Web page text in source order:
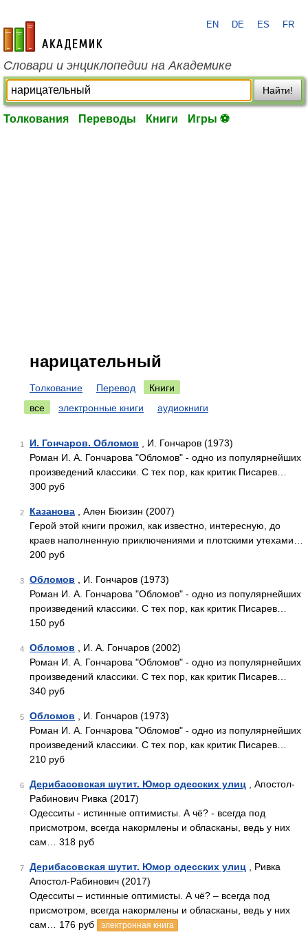
academic.ru
EN DE ES FR
Словари и энциклопедии на Академике
Найти!
Толкования Переводы Книги Игры ⚽
нарицательный
Толкование Перевод
Книги
все
электронные книги аудиокниги
1 И. Гончаров. Обломов , И. Гончаров (1973)
Роман И. А. Гончарова "Обломов" - одно из популярнейших
произведений классики. С тех пор, как критик Писарев…
300 руб
2 Казанова , Ален Бюизин (2007)
Герой этой книги прожил, как известно, интересную, до
краев наполненную приключениями и плотскими утехами…
200 руб
3 Обломов , И. Гончаров (1973)
Роман И. А. Гончарова "Обломов" - одно из популярнейших
произведений классики. С тех пор, как критик Писарев…
150 руб
4 Обломов , И. А. Гончаров (2002)
Роман И. А. Гончарова "Обломов" - одно из популярнейших
произведений классики. С тех пор, как критик Писарев…
340 руб
5 Обломов , И. Гончаров (1973)
Роман И. А. Гончарова "Обломов" - одно из популярнейших
произведений классики. С тех пор, как критик Писарев…
210 руб
6 Дерибасовская шутит. Юмор одесских улиц , Апостол-
Рабинович Ривка (2017)
Одесситы - истинные оптимисты. А чё? - всегда под
присмотром, всегда накормлены и обласканы, ведь у них
сам… 318 руб
7 Дерибасовская шутит. Юмор одесских улиц , Ривка
Апостол-Рабинович (2017)
Одесситы – истинные оптимисты. А чё? – всегда под
присмотром, всегда накормлены и обласканы, ведь у них
сам… 176 руб
электронная книга